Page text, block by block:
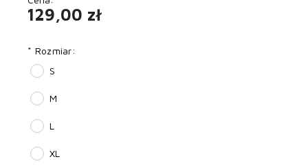
129,00 zł
* Rozmiar:
S
M
L
XL